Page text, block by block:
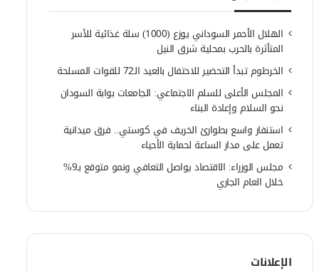
الهلال الأحمر السوداني يوزع (1000) سلة غذائية للأسر
المتأثرة بالحرب بمحلية شرق النيل
الخرطوم تبدأ التحضير للاحتفال بالعيد الـ72 للقوات المسلحة
المجلس الأعلى للسلم الاجتماعي: الجامعات بوابة السودان
نحو السلام وإعادة البناء
استنفار واسع بطوارئ الخريف في كوستي.. فرق ميدانية
تعمل على مدار الساعة لحماية الأحياء
مجلس الوزراء: الاقتصاد يواصل التعافي ونمو متوقع بـ9%
خلال العام الجاري
الإعلانات